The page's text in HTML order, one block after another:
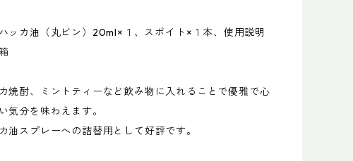
ッカ油（丸ビン）20ml×１、スポイト×１本、使用説明
焼酎、ミントティーなど飲み物に入れることで優雅で心
気分を味わえます。
油スプレーへの詰替用として好評です。